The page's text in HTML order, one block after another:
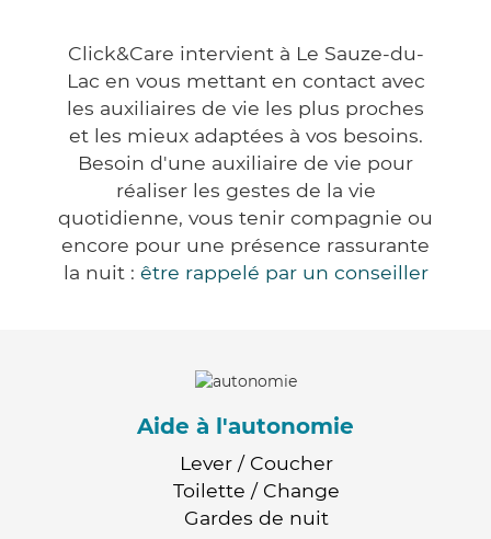
Click&Care intervient à Le Sauze-du-
Lac en vous mettant en contact avec
les auxiliaires de vie les plus proches
et les mieux adaptées à vos besoins.
Besoin d'une auxiliaire de vie pour
réaliser les gestes de la vie
quotidienne, vous tenir compagnie ou
encore pour une présence rassurante
la nuit : être rappelé par un conseiller
Aide à l'autonomie
Lever / Coucher
Toilette / Change
Gardes de nuit